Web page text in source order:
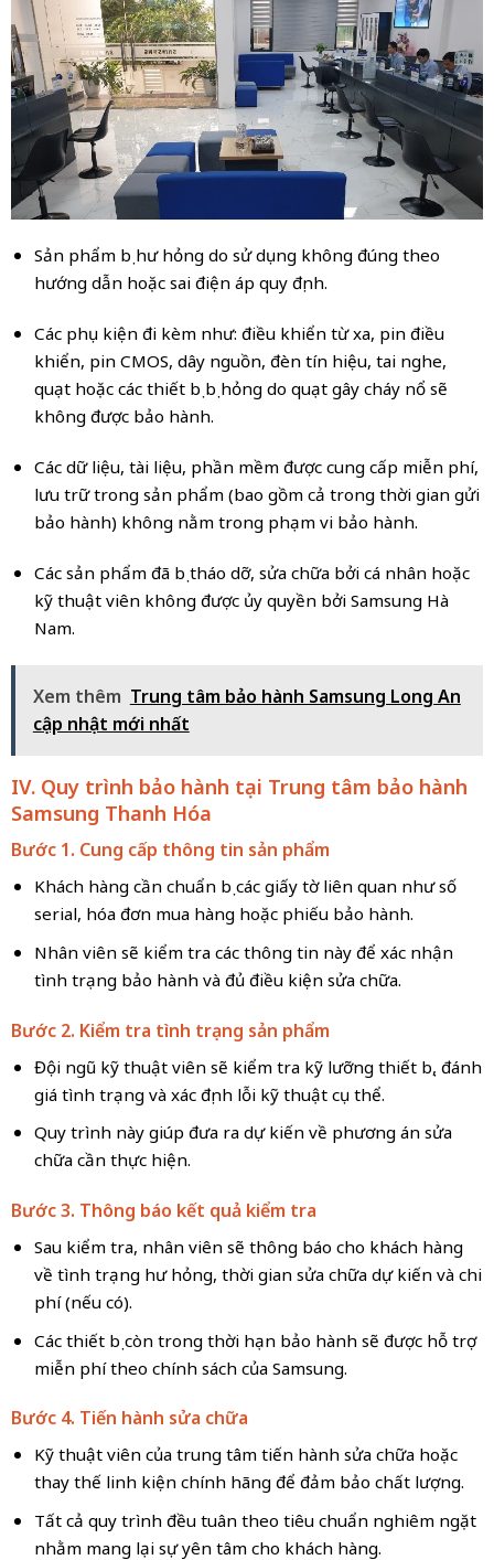
Sản phẩm bị hư hỏng do sử dụng không đúng theo
hướng dẫn hoặc sai điện áp quy định.
Các phụ kiện đi kèm như: điều khiển từ xa, pin điều
khiển, pin CMOS, dây nguồn, đèn tín hiệu, tai nghe,
quạt hoặc các thiết bị bị hỏng do quạt gây cháy nổ sẽ
không được bảo hành.
Các dữ liệu, tài liệu, phần mềm được cung cấp miễn phí,
lưu trữ trong sản phẩm (bao gồm cả trong thời gian gửi
bảo hành) không nằm trong phạm vi bảo hành.
Các sản phẩm đã bị tháo dỡ, sửa chữa bởi cá nhân hoặc
kỹ thuật viên không được ủy quyền bởi Samsung Hà
Nam.
Xem thêm Trung tâm bảo hành Samsung Long An
cập nhật mới nhất
IV. Quy trình bảo hành tại Trung tâm bảo hành
Samsung Thanh Hóa
Bước 1. Cung cấp thông tin sản phẩm
Khách hàng cần chuẩn bị các giấy tờ liên quan như số
serial, hóa đơn mua hàng hoặc phiếu bảo hành.
Nhân viên sẽ kiểm tra các thông tin này để xác nhận
tình trạng bảo hành và đủ điều kiện sửa chữa.
Bước 2. Kiểm tra tình trạng sản phẩm
Đội ngũ kỹ thuật viên sẽ kiểm tra kỹ lưỡng thiết bị, đánh
giá tình trạng và xác định lỗi kỹ thuật cụ thể.
Quy trình này giúp đưa ra dự kiến về phương án sửa
chữa cần thực hiện.
Bước 3. Thông báo kết quả kiểm tra
Sau kiểm tra, nhân viên sẽ thông báo cho khách hàng
về tình trạng hư hỏng, thời gian sửa chữa dự kiến và chi
phí (nếu có).
Các thiết bị còn trong thời hạn bảo hành sẽ được hỗ trợ
miễn phí theo chính sách của Samsung.
Bước 4. Tiến hành sửa chữa
Kỹ thuật viên của trung tâm tiến hành sửa chữa hoặc
thay thế linh kiện chính hãng để đảm bảo chất lượng.
Tất cả quy trình đều tuân theo tiêu chuẩn nghiêm ngặt
nhằm mang lại sự yên tâm cho khách hàng.